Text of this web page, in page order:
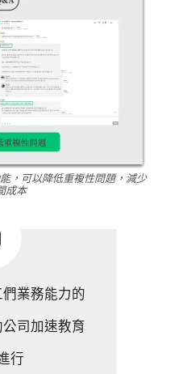
，可以降低重複性問題，減少
成本
業務能力的
司加速教育
行